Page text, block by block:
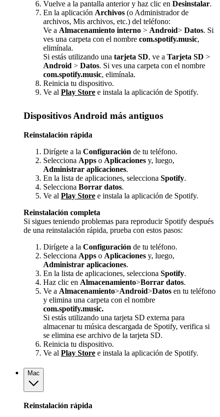
Vuelve a la pantalla anterior y haz clic en Desinstalar.
En la aplicación Archivos (o Administrador de
archivos, Mis archivos, etc.) del teléfono:
Ve a Almacenamiento interno > Android> Datos. Si
ves una carpeta con el nombre com.spotify.music,
elimínala.
Si estás utilizando una tarjeta SD, ve a Tarjeta SD >
Android > Datos. Si ves una carpeta con el nombre
com.spotify.music, elimínala.
Reinicia tu dispositivo.
Ve al Play Store e instala la aplicación de Spotify.
Dispositivos Android más antiguos
Reinstalación rápida
Dirígete a la Configuración de tu teléfono.
Selecciona Apps o Aplicaciones y, luego,
Administrar aplicaciones.
En la lista de aplicaciones, selecciona Spotify.
Selecciona Borrar datos.
Ve al Play Store e instala la aplicación de Spotify.
Reinstalación completa
Si sigues teniendo problemas para reproducir Spotify después
de una reinstalación rápida, prueba con estos pasos:
Dirígete a la Configuración de tu teléfono.
Selecciona Apps o Aplicaciones y, luego,
Administrar aplicaciones.
En la lista de aplicaciones, selecciona Spotify.
Haz clic en Almacenamiento>Borrar datos.
Ve a Almacenamiento>Android>Datos en tu teléfono
y elimina una carpeta con el nombre
com.spotify.music.
Si estás utilizando una tarjeta SD externa para
almacenar tu música descargada de Spotify, verifica si
se elimina ese archivo de la tarjeta SD.
Reinicia tu dispositivo.
Ve al Play Store e instala la aplicación de Spotify.
Mac
Reinstalación rápida